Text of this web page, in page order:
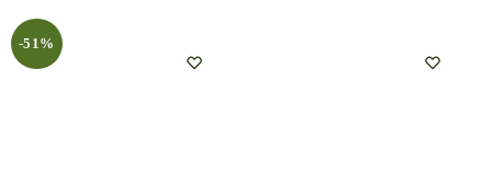
-51%